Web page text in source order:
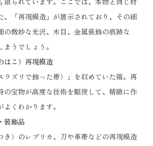
、「再現模造」が展示されており、その細
の微妙な光沢、木目、金属装飾の痕跡な
うでしょう。
はこ）再現模造
ラズリで飾った帯）」を収めていた箱。再
の宝物が高度な技術を駆使して、精緻に作
くわかります。
装飾品
き）のレプリカ、刀や革帯などの再現模造